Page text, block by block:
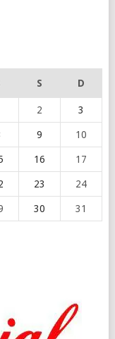
S D
2 3
9 10
16 17
23 24
30
31